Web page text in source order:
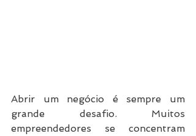
Abrir um negócio é sempre um
grande desafio. Muitos
empreendedores se concentram